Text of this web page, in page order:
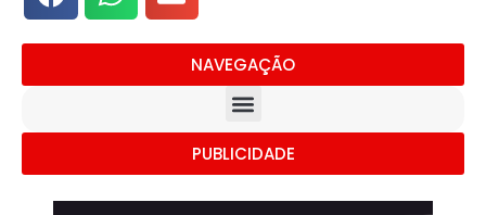
NAVEGAÇÃO
PUBLICIDADE